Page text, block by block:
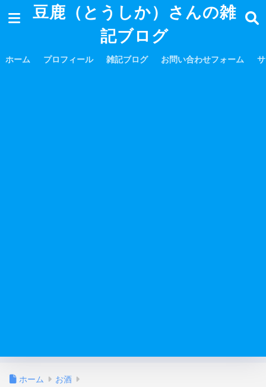
豆鹿（とうしか）さんの雑
記ブログ
ホーム プロフィール 雑記ブログ お問い合わせフォーム
ホーム お酒